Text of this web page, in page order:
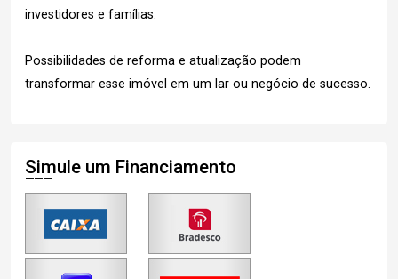
investidores e famílias.
Possibilidades de reforma e atualização podem
transformar esse imóvel em um lar ou negócio de sucesso.
Simule um Financiamento